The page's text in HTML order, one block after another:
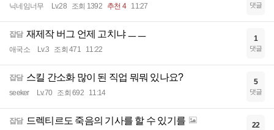
닉네임너무 Lv.28 조회 1392 추천 4 11:27 댓글
잡담 재제작 버그 언제 고치냐 ㅡㅡ
애국소 Lv.3 조회 471 11:22
1
댓글
잡담 스킬 간소화 많이 된 직업 뭐뭐 있나요?
seeker Lv.70 조회 692 11:14
5
댓글
잡담 드렉티르도 죽음의 기사를 할 수 있기를 22